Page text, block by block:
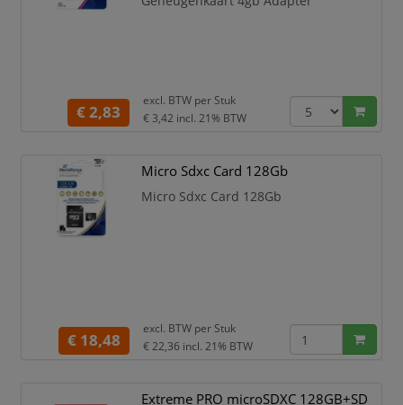
€ 2,83
excl. BTW per Stuk
€ 3,42 incl. 21% BTW
Micro Sdxc Card 128Gb
Micro Sdxc Card 128Gb
€ 18,48
excl. BTW per Stuk
€ 22,36 incl. 21% BTW
Extreme PRO microSDXC 128GB+SD